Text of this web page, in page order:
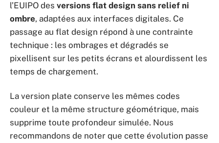
l’EUIPO des versions flat design sans relief ni
ombre, adaptées aux interfaces digitales. Ce
passage au flat design répond à une contrainte
technique : les ombrages et dégradés se
pixellisent sur les petits écrans et alourdissent les
temps de chargement.
La version plate conserve les mêmes codes
couleur et la même structure géométrique, mais
supprime toute profondeur simulée. Nous
recommandons de noter que cette évolution passe